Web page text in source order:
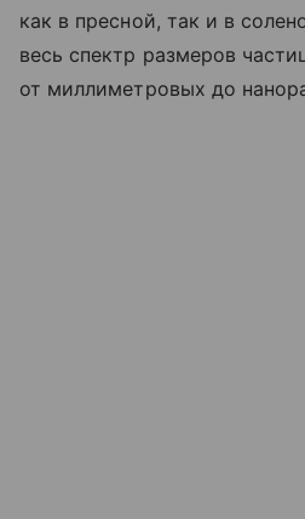
как в пресной, так и в
весь спектр размеров
от миллиметровых до